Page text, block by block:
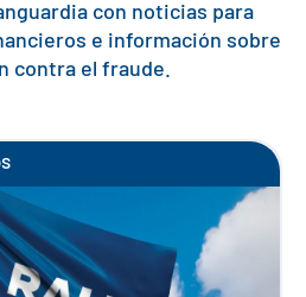
con noticias para
e información sobre
contra el fraude.